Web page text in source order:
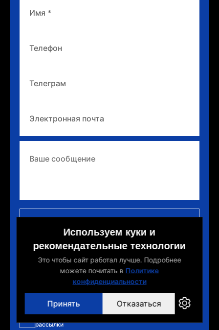
конфиденциальности
Я даю согласие на получение рекламной и новостной
рассылки
Используем куки и
рекомендательные технологии
Это чтобы сайт работал лучше. Подробнее
можете почитать в Политике
конфиденциальности
Принять Отказаться